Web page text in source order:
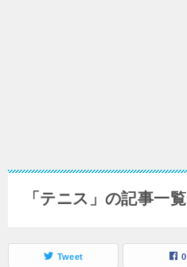
「テニス」の記事一覧
Tweet 0